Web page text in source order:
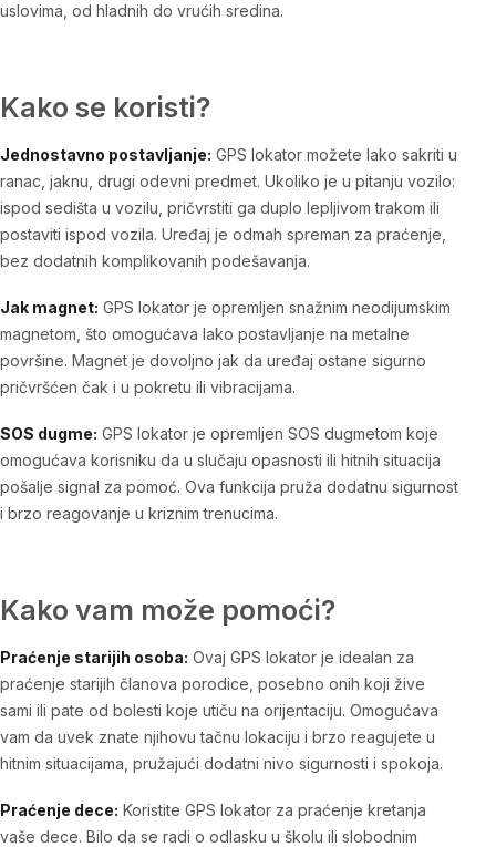
uslovima, od hladnih do vrućih sredina.
Kako se koristi?
Jednostavno postavljanje: GPS lokator možete lako sakriti u
ranac, jaknu, drugi odevni predmet. Ukoliko je u pitanju vozilo:
ispod sedišta u vozilu, pričvrstiti ga duplo lepljivom trakom ili
postaviti ispod vozila. Uređaj je odmah spreman za praćenje,
bez dodatnih komplikovanih podešavanja.
Jak magnet: GPS lokator je opremljen snažnim neodijumskim
magnetom, što omogućava lako postavljanje na metalne
površine. Magnet je dovoljno jak da uređaj ostane sigurno
pričvršćen čak i u pokretu ili vibracijama.
SOS dugme: GPS lokator je opremljen SOS dugmetom koje
omogućava korisniku da u slučaju opasnosti ili hitnih situacija
pošalje signal za pomoć. Ova funkcija pruža dodatnu sigurnost
i brzo reagovanje u kriznim trenucima.
Kako vam može pomoći?
Praćenje starijih osoba: Ovaj GPS lokator je idealan za
praćenje starijih članova porodice, posebno onih koji žive
sami ili pate od bolesti koje utiču na orijentaciju. Omogućava
vam da uvek znate njihovu tačnu lokaciju i brzo reagujete u
hitnim situacijama, pružajući dodatni nivo sigurnosti i spokoja.
Praćenje dece: Koristite GPS lokator za praćenje kretanja
vaše dece. Bilo da se radi o odlasku u školu ili slobodnim